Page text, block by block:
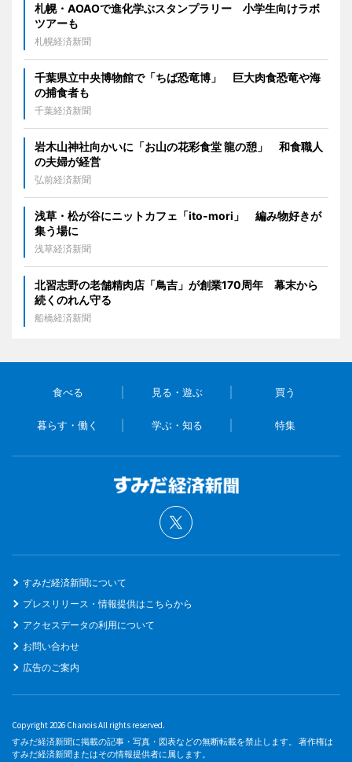
札幌・AOAOで進化学ぶスタンプラリー 小学生向けラボ
ツアーも
札幌経済新聞
千葉県立中央博物館で「ちば恐竜博」 巨大肉食恐竜や海
の捕食者も
千葉経済新聞
岩木山神社向かいに「お山の花彩食堂 龍の憩」 和食職人
の夫婦が経営
弘前経済新聞
浅草・松が谷にニットカフェ「ito-mori」 編み物好きが
集う場に
浅草経済新聞
北習志野の老舗精肉店「鳥吉」が創業170周年 幕末から
続くのれん守る
船橋経済新聞
食べる 見る・遊ぶ 買う
暮らす・働く 学ぶ・知る 特集
すみだ経済新聞について
プレスリリース・情報提供はこちらから
アクセスデータの利用について
お問い合わせ
広告のご案内
Copyright 2026 Chanois All rights reserved.
すみだ経済新聞に掲載の記事・写真・図表などの無断転載を禁止します。 著作権は
すみだ経済新聞またはその情報提供者に属します。